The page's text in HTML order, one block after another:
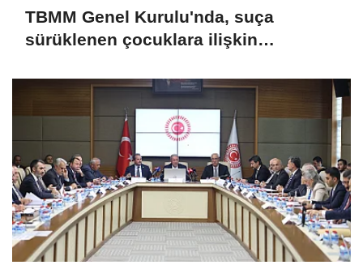
TBMM Genel Kurulu'nda, suça
sürüklenen çocuklara ilişkin
görüşmeleri tamamlandı